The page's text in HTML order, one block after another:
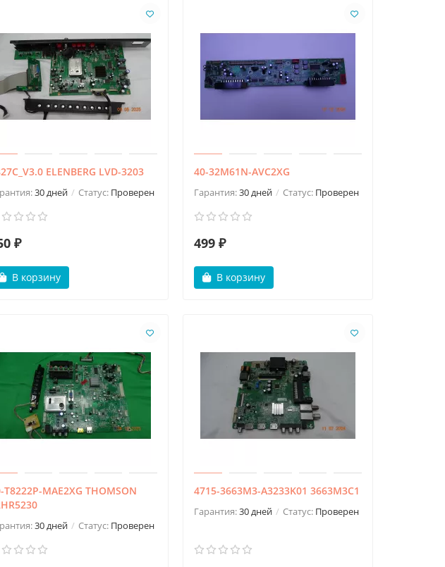
ELENBERG LVD-3203
30 дней Статус: Проверен
₽
В корзину
40-32M61N-AVC2XG
Гарантия:30 дней Статус: Проверен
499 ₽
В корзину
T8222P-MAE2XG THOMSON
30 дней Статус: Проверен
4715-3663M3-A3233K01 3663M3C1
Гарантия:30 дней Статус: Проверен